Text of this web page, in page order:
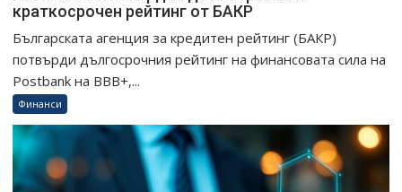
краткосрочен рейтинг от БАКР
Българската агенция за кредитен рейтинг (БАКР)
потвърди дългосрочния рейтинг на финансовата сила на
Postbank на BBB+,...
Финанси